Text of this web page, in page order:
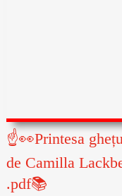
☝👀Printesa
de Camilla
.pdf📚